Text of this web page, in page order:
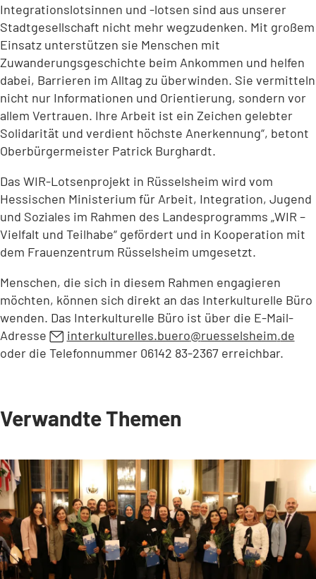
Integrationslotsinnen und -lotsen sind aus unserer
Stadtgesellschaft nicht mehr wegzudenken. Mit großem
Einsatz unterstützen sie Menschen mit
Zuwanderungsgeschichte beim Ankommen und helfen
dabei, Barrieren im Alltag zu überwinden. Sie vermitteln
nicht nur Informationen und Orientierung, sondern vor
allem Vertrauen. Ihre Arbeit ist ein Zeichen gelebter
Solidarität und verdient höchste Anerkennung“, betont
Oberbürgermeister Patrick Burghardt.
Das WIR-Lotsenprojekt in Rüsselsheim wird vom
Hessischen Ministerium für Arbeit, Integration, Jugend
und Soziales im Rahmen des Landesprogramms „WIR –
Vielfalt und Teilhabe“ gefördert und in Kooperation mit
dem Frauenzentrum Rüsselsheim umgesetzt.
Menschen, die sich in diesem Rahmen engagieren
möchten, können sich direkt an das Interkulturelle Büro
wenden. Das Interkulturelle Büro ist über die E-Mail-
Adresse
interkulturelles.buero ruesselsheim de
oder die Telefonnummer 06142 83-2367 erreichbar.
Verwandte Themen